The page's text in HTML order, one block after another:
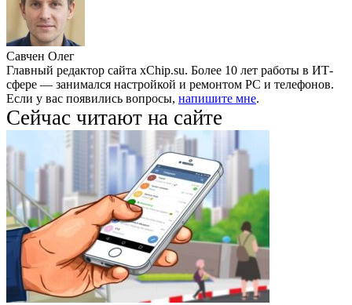
Савчен Олег
Главный редактор сайта xChip.su. Более 10 лет работы в ИТ-
сфере — занимался настройкой и ремонтом PC и телефонов.
Если у вас появились вопросы, напишите мне.
Сейчас читают на сайте